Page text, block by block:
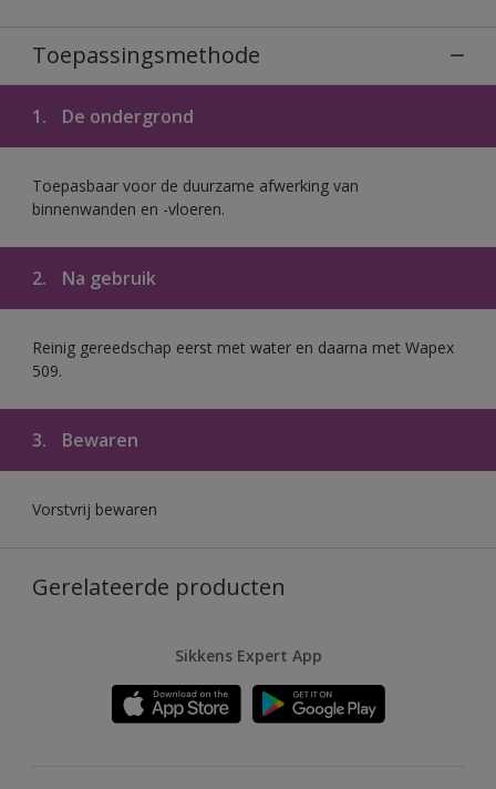
Toepassingsmethode
1. De ondergrond
Toepasbaar voor de duurzame afwerking van
binnenwanden en -vloeren.
2. Na gebruik
Reinig gereedschap eerst met water en daarna met Wapex
509.
3. Bewaren
Vorstvrij bewaren
Gerelateerde producten
Sikkens Expert App